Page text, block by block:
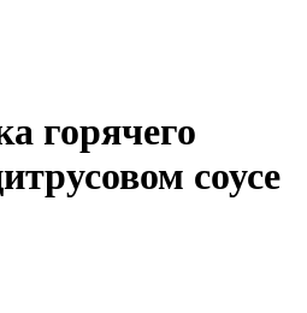
горячего
соусе